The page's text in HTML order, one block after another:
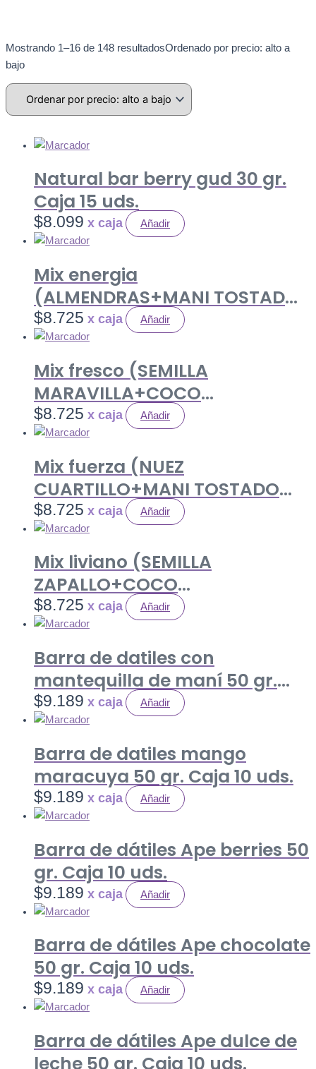
Mostrando 1–16 de 148 resultadosOrdenado por precio: alto a
bajo
Natural bar berry gud 30 gr.
Caja 15 uds.
$8.099 Añadir
Mix energia
(ALMENDRAS+MANI TOSTADO
SIN SAL+ PASA MORENA) 80 gr.
Caja 12 uds.
$8.725 Añadir
Mix fresco (SEMILLA
MARAVILLA+COCO
LAMINAS+PASA RUBIA) 80 gr.
Caja 12 uds.
$8.725 Añadir
Mix fuerza (NUEZ
CUARTILLO+MANI TOSTADO
SIN SAL+ PASA MORENA) 80 gr.
Caja 12 uds.
$8.725 Añadir
Mix liviano (SEMILLA
ZAPALLO+COCO
LAMINAS+PASA RUBIA) 80 gr.
Caja 12 uds.
$8.725 Añadir
Barra de datiles con
mantequilla de maní 50 gr.
Caja 10 uds.
$9.189 Añadir
Barra de datiles mango
maracuya 50 gr. Caja 10 uds.
$9.189 Añadir
Barra de dátiles Ape berries 50
gr. Caja 10 uds.
$9.189 Añadir
Barra de dátiles Ape chocolate
50 gr. Caja 10 uds.
$9.189 Añadir
Barra de dátiles Ape dulce de
leche 50 gr. Caja 10 uds.